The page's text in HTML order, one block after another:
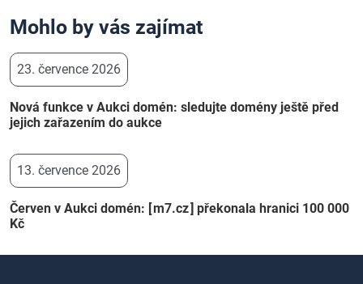
Mohlo by vás zajímat
Nová funkce v Aukci domén: sledujte domény ještě před
jejich zařazením do aukce
23. července 2026
Červen v Aukci domén: [ m7.cz ] překonala hranici 100 000
Kč
13. července 2026